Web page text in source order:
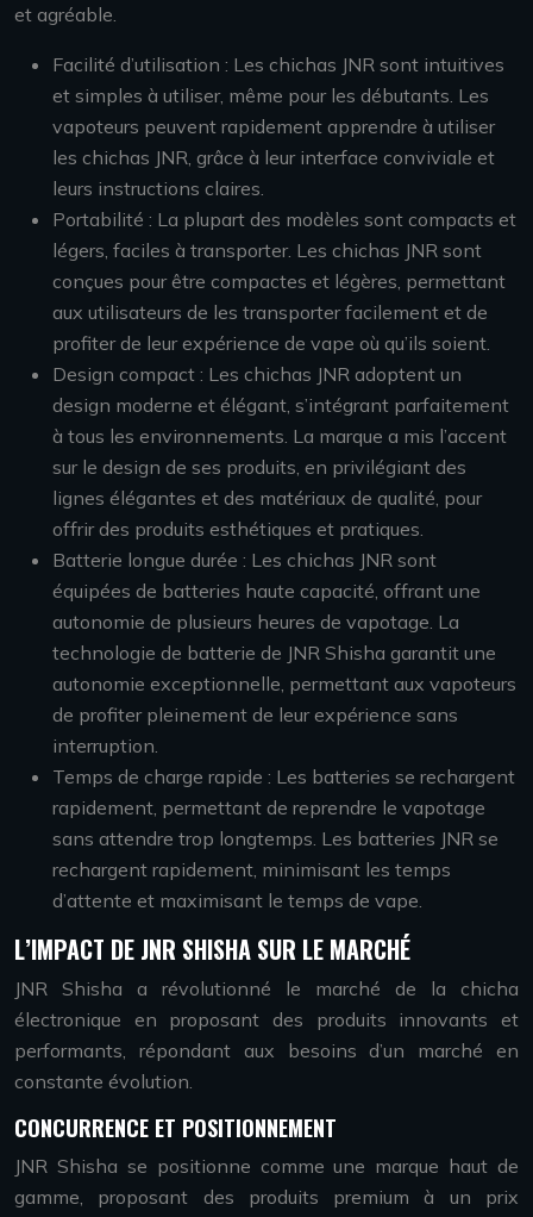
et agréable.
Facilité d’utilisation : Les chichas JNR sont intuitives
et simples à utiliser, même pour les débutants. Les
vapoteurs peuvent rapidement apprendre à utiliser
les chichas JNR, grâce à leur interface conviviale et
leurs instructions claires.
Portabilité : La plupart des modèles sont compacts et
légers, faciles à transporter. Les chichas JNR sont
conçues pour être compactes et légères, permettant
aux utilisateurs de les transporter facilement et de
profiter de leur expérience de vape où qu’ils soient.
Design compact : Les chichas JNR adoptent un
design moderne et élégant, s’intégrant parfaitement
à tous les environnements. La marque a mis l’accent
sur le design de ses produits, en privilégiant des
lignes élégantes et des matériaux de qualité, pour
offrir des produits esthétiques et pratiques.
Batterie longue durée : Les chichas JNR sont
équipées de batteries haute capacité, offrant une
autonomie de plusieurs heures de vapotage. La
technologie de batterie de JNR Shisha garantit une
autonomie exceptionnelle, permettant aux vapoteurs
de profiter pleinement de leur expérience sans
interruption.
Temps de charge rapide : Les batteries se rechargent
rapidement, permettant de reprendre le vapotage
sans attendre trop longtemps. Les batteries JNR se
rechargent rapidement, minimisant les temps
d’attente et maximisant le temps de vape.
L’IMPACT DE JNR SHISHA SUR LE MARCHÉ
JNR Shisha a révolutionné le marché de la chicha
électronique en proposant des produits innovants et
performants, répondant aux besoins d’un marché en
constante évolution.
CONCURRENCE ET POSITIONNEMENT
JNR Shisha se positionne comme une marque haut de
gamme, proposant des produits premium à un prix